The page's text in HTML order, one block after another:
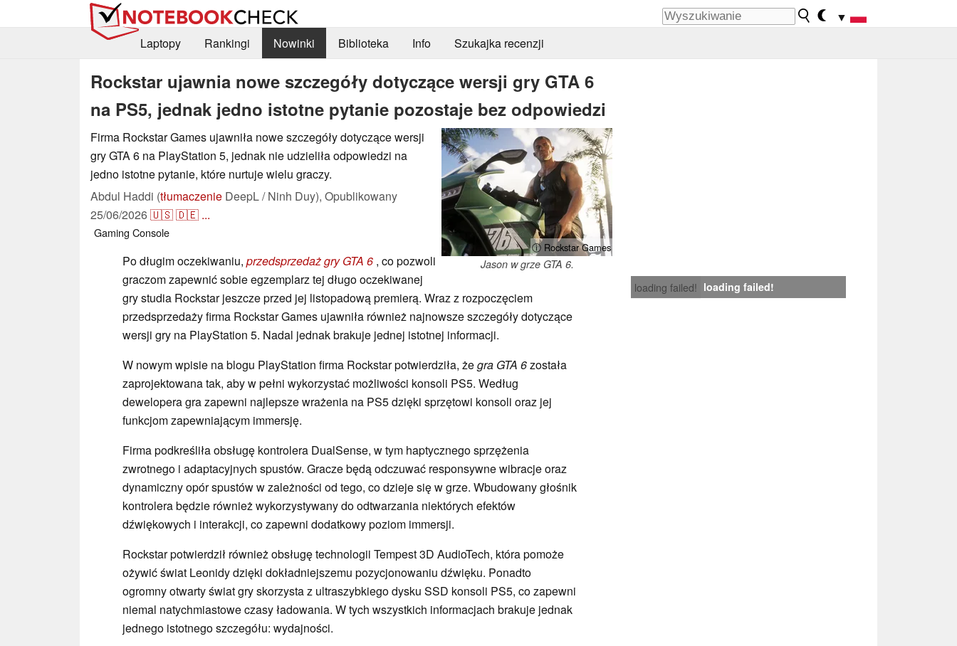
▼
Laptopy
Rankingi Nowinki Biblioteka Info Szukajka recenzji
Rockstar ujawnia nowe szczegóły dotyczące wersji gry GTA 6
na PS5, jednak jedno istotne pytanie pozostaje bez odpowiedzi
ⓘ Rockstar Games
Jason w grze GTA 6.
Firma Rockstar Games ujawniła nowe szczegóły dotyczące wersji
gry GTA 6 na PlayStation 5, jednak nie udzieliła odpowiedzi na
jedno istotne pytanie, które nurtuje wielu graczy.
Abdul Haddi (tłumaczenie DeepL / Ninh Duy), Opublikowany
25/06/2026🇺🇸🇩🇪 ...
Gaming Console
loading failed! loading failed!
Po długim oczekiwaniu, przedsprzedaż gry GTA 6 , co pozwoli
graczom zapewnić sobie egzemplarz tej długo oczekiwanej
gry studia Rockstar jeszcze przed jej listopadową premierą. Wraz z rozpoczęciem
przedsprzedaży firma Rockstar Games ujawniła również najnowsze szczegóły dotyczące
wersji gry na PlayStation 5. Nadal jednak brakuje jednej istotnej informacji.
W nowym wpisie na blogu PlayStation firma Rockstar potwierdziła, żegra GTA 6została
zaprojektowana tak, aby w pełni wykorzystać możliwości konsoli PS5. Według
dewelopera gra zapewni najlepsze wrażenia na PS5 dzięki sprzętowi konsoli oraz jej
funkcjom zapewniającym immersję.
Firma podkreśliła obsługę kontrolera DualSense, w tym haptycznego sprzężenia
zwrotnego i adaptacyjnych spustów. Gracze będą odczuwać responsywne wibracje oraz
dynamiczny opór spustów w zależności od tego, co dzieje się w grze. Wbudowany głośnik
kontrolera będzie również wykorzystywany do odtwarzania niektórych efektów
dźwiękowych i interakcji, co zapewni dodatkowy poziom immersji.
Rockstar potwierdził również obsługę technologii Tempest 3D AudioTech, która pomoże
ożywić świat Leonidy dzięki dokładniejszemu pozycjonowaniu dźwięku. Ponadto
ogromny otwarty świat gry skorzysta z ultraszybkiego dysku SSD konsoli PS5, co zapewni
niemal natychmiastowe czasy ładowania. W tych wszystkich informacjach brakuje jednak
jednego istotnego szczegółu: wydajności.